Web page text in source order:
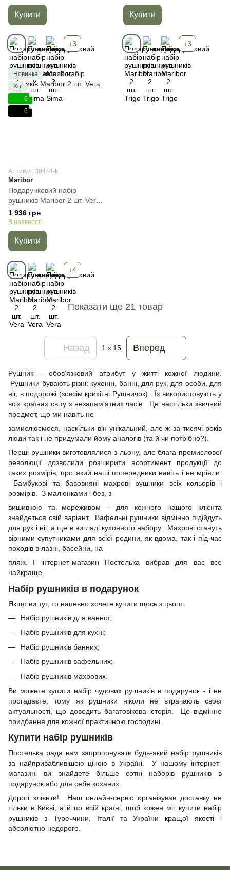
Купити
+3
Купити
+3
Новинка
Хіт
6
6
Артикул: 30444-k
Maribor
Подарунковий набір
рушників Maribor 2 шт. Vera,
Бежевий, 2пр
(50х90+70х140) см, Набір
1 936 грн
В наявності
Купити
+4
Показати ще 21 товар
Назад 1з 15 Вперед
Рушник - обов'язковий атрибут у житті кожної людини.
Рушники бувають різні: кухонні, банні, для рук, для особи, для
ніг, в подорожі (зовсім крихітні Рушничок). Їх використовують у
всіх країнах світу з незапам'ятних часів. Це настільки звичний
предмет, що ми навіть не
замислюємося, наскільки він унікальний, але ж за тисячі років
люди так і не придумали йому аналогів (та й чи потрібно?).
Перші рушники виготовлялися з льону, але блага промислової
революції дозволили розширити асортимент продукції до
таких розмірів, про який наші попередники навіть і не мріяли.
Бамбукові та бавовняні махрові рушники всіх кольорів і
розмірів. З малюнками і без, з
вишивкою та мереживом - для кожного нашого клієнта
знайдеться свій варіант. Вафельні рушники відмінно підійдуть
для рук і ніг, а ще в вигляді кухонного набору. Махрові стануть
вірними супутниками для всієї родини, як вдома, так і під час
походів в лазні, басейни, на
пляж. І інтернет-магазин Постелька вибрав для вас все
найкраще.
Набір рушників в подарунок
Якщо ви тут, то напевно хочете купити щось з цього:
Набір рушників для ванної;
Набір рушників для кухні;
Набір рушників банних;
Набір рушників вафельних;
Набір рушників махрових.
Ви можете купити набір чудових рушників в подарунок - і не
прогадаєте, тому як рушники ніколи не втрачають своєї
актуальності, що доводить багатовікова історія. Це відмінне
придбання для кожної практичною господині.
Купити набір рушників
Постелька рада вам запропонувати будь-який набір рушників
за найпривабливішою ціною в Україні. У нашому інтернет-
магазині ви знайдете більше сотні наборів рушників в
подарунок або для себе коханих.
Дорогі клієнти! Наш онлайн-сервіс організував доставку не
тільки в Києві, а й по всій країні, щоб кожен міг купити набір
рушників з Туреччини, Італії та України кращої якості і
абсолютно недорого.